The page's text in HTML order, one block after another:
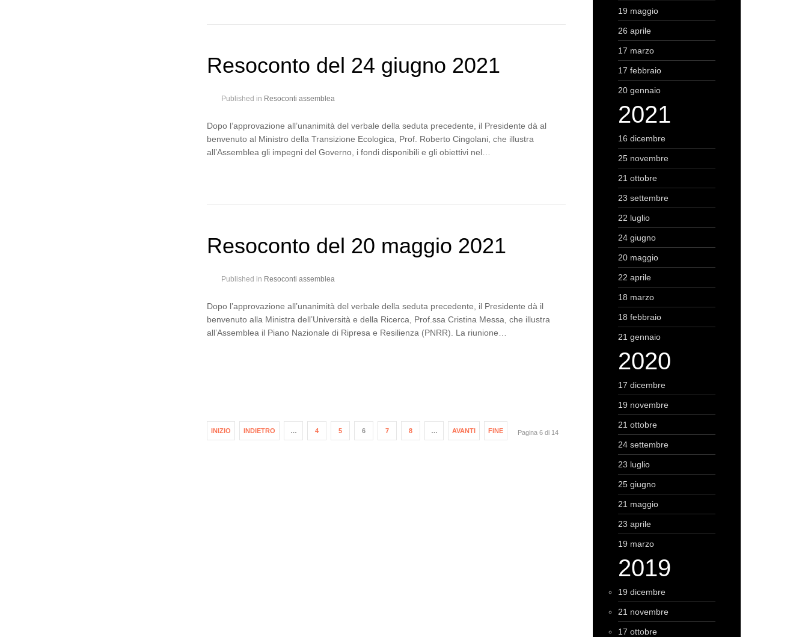
Resoconto del 24 giugno 2021
Published in Resoconti assemblea
Dopo l’approvazione all’unanimità del verbale della seduta precedente, il Presidente dà al
benvenuto al Ministro della Transizione Ecologica, Prof. Roberto Cingolani, che illustra
all’Assemblea gli impegni del Governo, i fondi disponibili e gli obiettivi nel…
Resoconto del 20 maggio 2021
Published in Resoconti assemblea
Dopo l’approvazione all’unanimità del verbale della seduta precedente, il Presidente dà il
benvenuto alla Ministra dell’Università e della Ricerca, Prof.ssa Cristina Messa, che illustra
all’Assemblea il Piano Nazionale di Ripresa e Resilienza (PNRR). La riunione…
INIZIO INDIETRO … 4 5 6 7 8 … AVANTI FINE Pagina 6 di 14
19 maggio
26 aprile
17 marzo
17 febbraio
20 gennaio
2021
16 dicembre
25 novembre
21 ottobre
23 settembre
22 luglio
24 giugno
20 maggio
22 aprile
18 marzo
18 febbraio
21 gennaio
2020
17 dicembre
19 novembre
21 ottobre
24 settembre
23 luglio
25 giugno
21 maggio
23 aprile
19 marzo
2019
19 dicembre
21 novembre
17 ottobre